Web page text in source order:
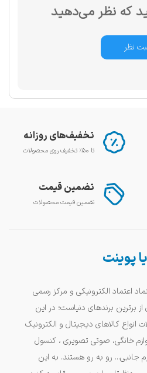
که نظر می‌دهید
نظر
پوینت
اعتماد الکترونیکی و مرکز رسمی
برترین برندهای دنیاست؛ در این
کالاهای دیجیتال و الکترونیک
خانگی، صوتی تصویری ، کنسول
جانبی... رو به رو هستند. به این
تخفیف‌های روزانه
تا ۵۰٪ تخفیف روی محصولات
تضمین قیمت
تضمین قیمت محصولات